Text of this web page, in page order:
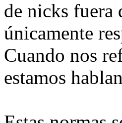
de nicks fuera
únicamente
Cuando nos
estamos